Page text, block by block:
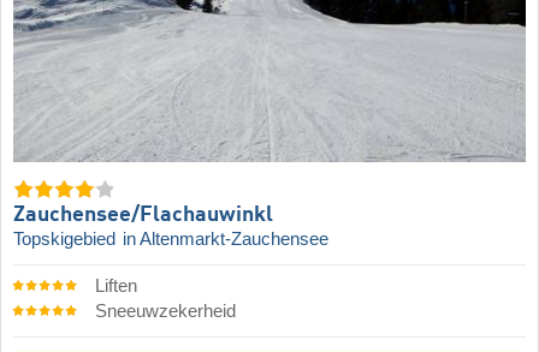
Zauchensee/​Flachauwinkl
Topskigebied in Altenmarkt-Zauchensee
Liften
Sneeuwzekerheid